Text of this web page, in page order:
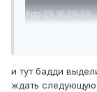
Апр 29 16:26:30
Core::Syslog:
и тут бадди
ждать следующую.